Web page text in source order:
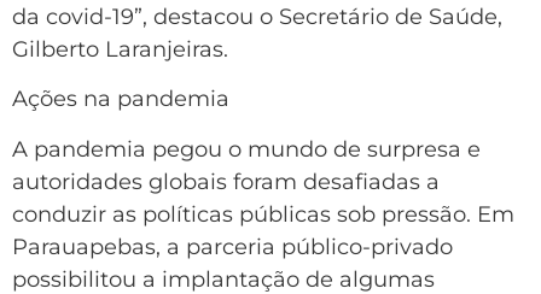
da covid-19”, destacou o Secretário de Saúde,
Gilberto Laranjeiras.
Ações na pandemia
A pandemia pegou o mundo de surpresa e
autoridades globais foram desafiadas a
conduzir as políticas públicas sob pressão. Em
Parauapebas, a parceria público-privado
possibilitou a implantação de algumas